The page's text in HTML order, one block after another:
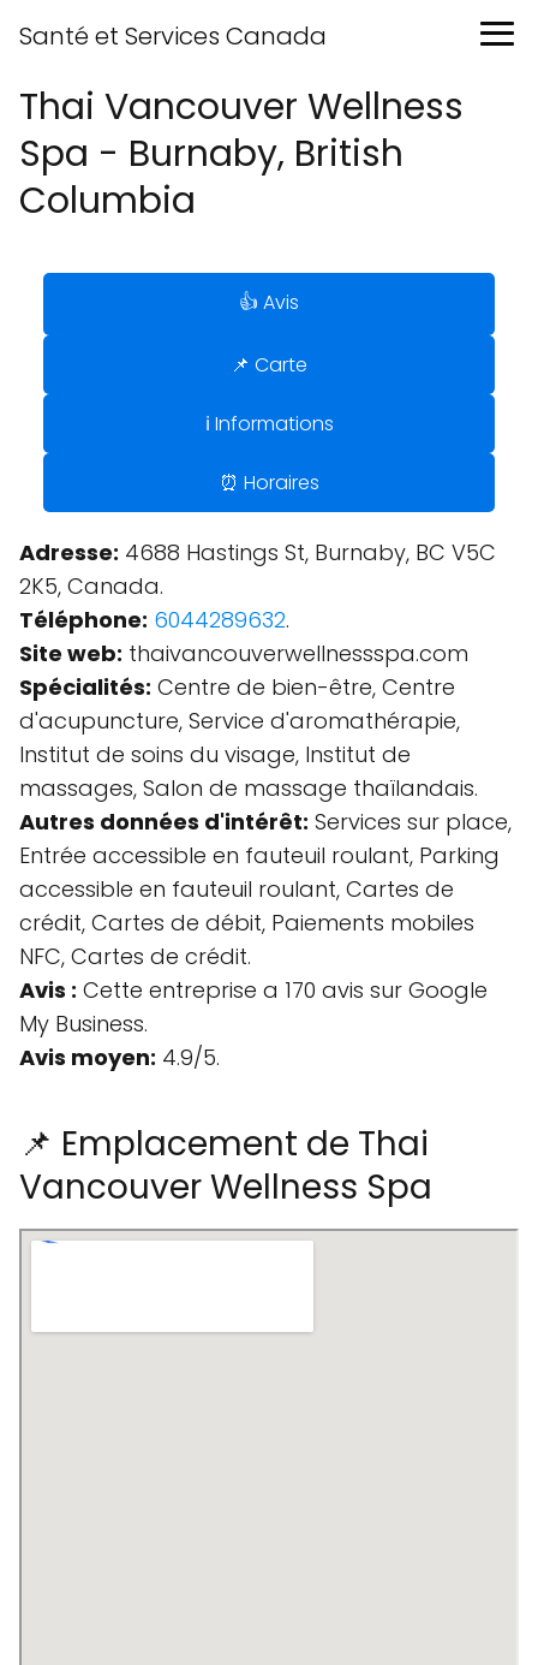
Santé et Services Canada
Thai Vancouver Wellness
Spa - Burnaby, British
Columbia
👍 Avis
📌 Carte
ℹ️ Informations
⏰ Horaires
Adresse: 4688 Hastings St, Burnaby, BC V5C
2K5, Canada.
Téléphone: 6044289632.
Site web: thaivancouverwellnessspa.com
Spécialités: Centre de bien-être, Centre
d'acupuncture, Service d'aromathérapie,
Institut de soins du visage, Institut de
massages, Salon de massage thaïlandais.
Autres données d'intérêt: Services sur place,
Entrée accessible en fauteuil roulant, Parking
accessible en fauteuil roulant, Cartes de
crédit, Cartes de débit, Paiements mobiles
NFC, Cartes de crédit.
Avis : Cette entreprise a 170 avis sur Google
My Business.
Avis moyen: 4.9/5.
📌 Emplacement de Thai
Vancouver Wellness Spa